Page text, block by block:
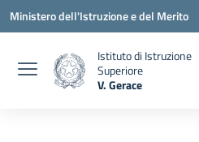
Vai ai contenuti
Vai al menu di navigazione
Vai al footer
Ministero dell'Istruzione e del Merito
Istituto di Istruzione
Superiore
V. Gerace